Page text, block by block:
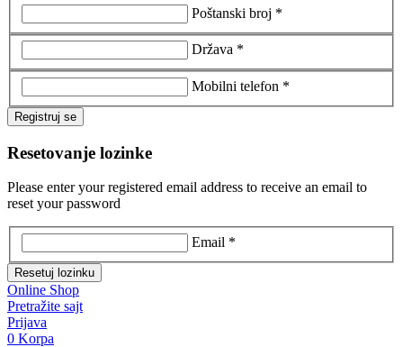
Poštanski broj *
Država *
Mobilni telefon *
Registruj se
Resetovanje lozinke
Please enter your registered email address to receive an email to
reset your password
Email *
Resetuj lozinku
Online Shop
Pretražite sajt
Prijava
0 Korpa